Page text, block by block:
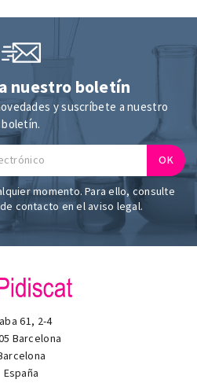
nuestro boletín
y suscríbete a nuestro
boletín.
momento. Para ello, consulte
contacto en el aviso legal.
61, 2-4
Barcelona
España